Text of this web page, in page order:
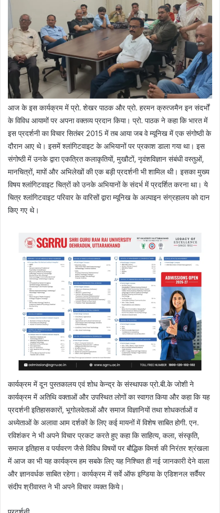
आज के इस कार्यक्रम में प्रो. शेखर पाठक और प्रो. हरमन क्रुत्जमैन इन संदर्भों
के विविध आयामों पर अपना वक्तव्य प्रदान किया। प्रो. पाठक ने कहा कि भारत में
इस प्रदर्शनी का विचार सितंबर 2015 में तब आया जब वे म्यूनिख में एक संगोष्ठी के
दौरान आए थे। इसमें श्लांगिटवाइट के अभियानों पर प्रकाश डाला गया था। इस
संगोष्ठी में उनके द्वारा एकत्रित कलाकृतियों, मुखौटों, नृवंशविज्ञान संबंधी वस्तुओं,
मानचित्रों, मापों और अभिलेखों की एक बड़ी प्रदर्शनी भी शामिल थी। इसका मुख्य
विषय श्लांगिटवाइट चित्रों को उनके अभियानों के संदर्भ में प्रदर्शित करना था। ये
चित्र श्लांगिटवाइट परिवार के वारिसों द्वारा म्यूनिख के अल्पाइन संग्रहालय को दान
किए गए थे।
कार्यक्रम में दून पुस्तकालय एवं शोध केन्द्र के संस्थापक प्रो.बी.के जोशी ने
कार्यक्रम में अतिथि वक्ताओं और उपस्थित लोगों का स्वागत किया और कहा कि यह
प्रदर्शनी इतिहासकारों, भूगोलवेताओं और समाज विज्ञानियों तथा शोधकर्ताओं व
अध्येताओं के अलावा आम दर्शकों के लिए कई मायनों में विशेष साबित होगी. एन.
रविशंकर ने भी अपने विचार प्रकट करते हुए कहा कि साहित्य, कला, संस्कृति,
समाज इतिहास व पर्यावरण जैसे विविध विषयों पर बौद्धिक विमर्श की निरंतर श्रंखला
में आज का भी यह कार्यक्रम हम सबके लिए यह निश्चित ही नई जानकारी देने वाला
और ज्ञानवर्धक साबित रहेगा। कार्यक्रम में सर्वे ऑफ इण्डिया के एडिशनल सर्वैयर
संदीप श्रीवास्त ने भी अपने विचार व्यक्त किये।